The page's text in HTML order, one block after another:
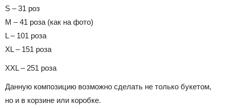
S – 31 роз
M – 41 роза (как на фото)
L – 101 роза
XL – 151 роза
XXL – 251 роза
Данную композицию возможно сделать не только букетом,
но и в корзине или коробке.